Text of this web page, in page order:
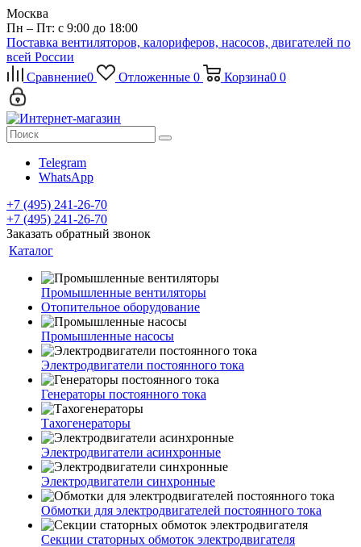
Москва
Пн – Пт: с 9:00 до 18:00
Поставка вентиляторов, калориферов, насосов, двигателей по
всей России
Сравнение0 Отложенные 0 Корзина0 0
Telegram
WhatsApp
+7 (495) 241-26-70
+7 (495) 241-26-70
Заказать обратный звонок
Каталог
Промышленные вентиляторы
Отопительное оборудование
Промышленные насосы
Электродвигатели постоянного тока
Генераторы постоянного тока
Тахогенераторы
Электродвигатели асинхронные
Электродвигатели синхронные
Обмотки для электродвигателей постоянного тока
Секции статорных обмоток электродвигателя